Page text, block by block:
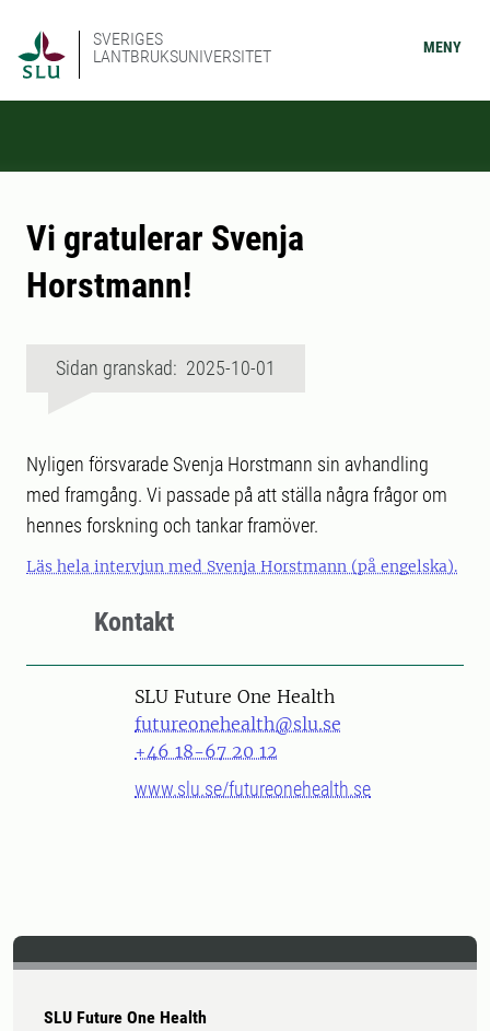
SVERIGES
LANTBRUKSUNIVERSITET
MENY
Vi gratulerar Svenja
Horstmann!
Sidan granskad: 2025-10-01
Nyligen försvarade Svenja Horstmann sin avhandling
med framgång. Vi passade på att ställa några frågor om
hennes forskning och tankar framöver.
Läs hela intervjun med Svenja Horstmann (på engelska).
Kontakt
SLU Future One Health
futureonehealth@slu.se
+46 18-67 20 12
www.slu.se/futureonehealth.se
SLU Future One Health